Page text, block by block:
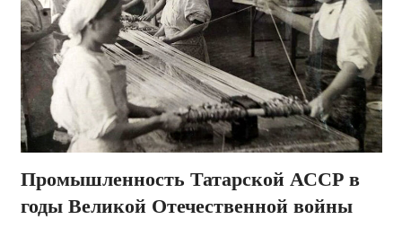
Промышленность Татарской АССР в
годы Великой Отечественной войны